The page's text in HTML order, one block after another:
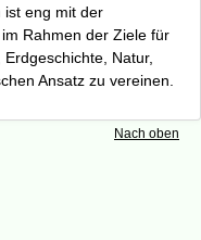
ist eng mit der
Rahmen der Ziele für
Natur,
Ansatz zu vereinen.
Nach oben